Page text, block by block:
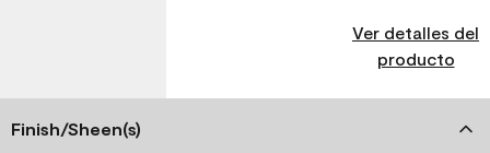
Ver detalles del
producto
Finish/Sheen(s)